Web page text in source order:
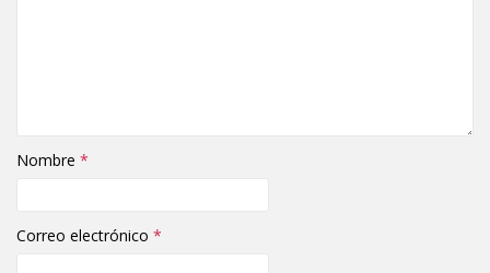
Nombre *
Correo electrónico *